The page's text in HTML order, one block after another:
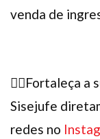
venda de
✊🏽Fortaleça
Sisejufe
redes no